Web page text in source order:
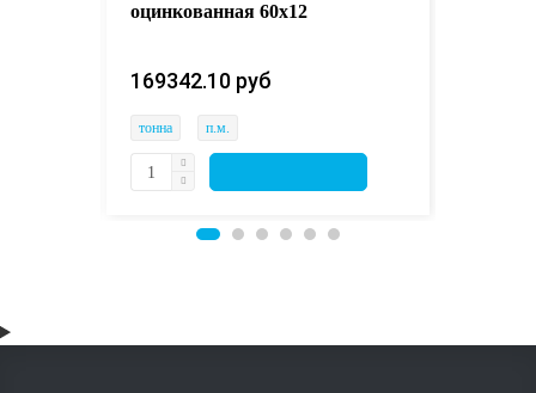
оцинкованная 60х12
169342.10 руб
тонна п.м.